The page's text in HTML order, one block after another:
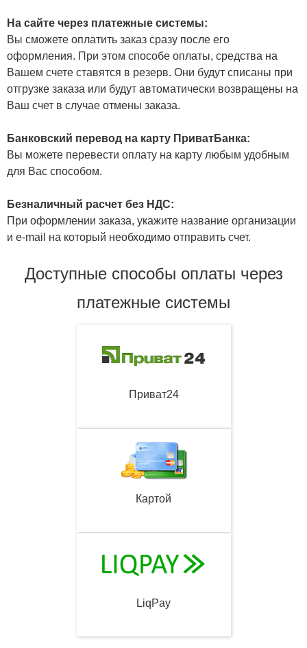
На сайте через платежные системы:
Вы сможете оплатить заказ сразу после его
оформления. При этом способе оплаты, средства на
Вашем счете ставятся в резерв. Они будут списаны при
отгрузке заказа или будут автоматически возвращены на
Ваш счет в случае отмены заказа.
Банковский перевод на карту ПриватБанка:
Вы можете перевести оплату на карту любым удобным
для Вас способом.
Безналичный расчет без НДС:
При оформлении заказа, укажите название организации
и e-mail на который необходимо отправить счет.
Доступные способы оплаты через
платежные системы
Приват24
Картой
LiqPay